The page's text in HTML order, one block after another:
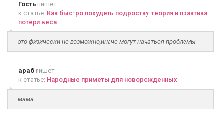
Гость пишет
к статье: Как быстро похудеть подростку: теория и практика
потери веса
это физически не возможно,иначе могут начаться проблемы
араб пишет
к статье: Народные приметы для новорожденных
мама